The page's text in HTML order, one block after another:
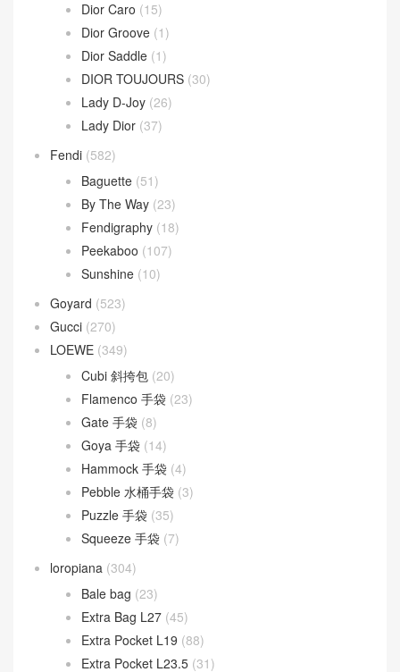
Sardine Hobo(4)
Wallace Bag (10)
Celine(340)
Chanel(669)
Dior
(508)
30 Montaigne (9)
Dior Bobby
Dior Book Tote
Dior Caro(15)
Dior Groove(1)
Dior Saddle(1)
DIOR TOUJOURS
Lady D-Joy
Lady Dior
Fendi(582)
Baguette(51)
By The Way(23)
Fendigraphy(18)
Peekaboo(107)
Sunshine(10)
Goyard(523)
Gucci (270)
LOEWE(349)
Cubi 斜挎包
Flamenco 手袋
Gate 手袋 (8)
Goya 手袋(14)
Hammock 手袋(4)